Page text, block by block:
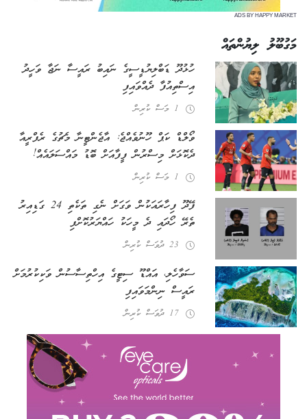
ADS BY HAPPY MARKET
މަގުބޫލު ލިޔުންތައް
ހުޅުދޫ ޑަބްލިޔުޑީސީގެ ނައިބު ރައީސާ ނަޖާ ވަހީދު
އިސްތިއުފާ ދެއްވައިފި
1 މަސް ކުރިން
ވޯލްޑް ކަޕް ހޫނުވެއްޖެ: އާޖެންޓީނާ މެޗުގެ ރެފްރީއާ
ދެކޮޅަށް މިސްރުން ފީފާއަށް ބޮޑު މައްސަލައެއް!
1 މަސް ކުރިން
ފޭދޫ ފިހާރައަކުން ވަގަށް ނެގި ތަކެތި 24 ގަޑިއިރު
ތެރޭ ހޯދައި ދެ މީހަކު ހައްޔަރުކޮށްފި
23 ދުވަސް ކުރިން
ސަވާހެލި، އައްޑޫ ސިޓީގެ އިހްތިސާސުން ވަކިކުރުމަށް
ރައީސް ނިންމަވައިފި
17 ދުވަސް ކުރިން